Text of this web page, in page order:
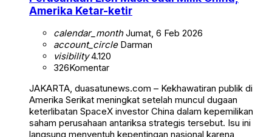
Amerika Ketar-ketir
calendar_monthJumat, 6 Feb 2026
account_circleDarman
visibility4.120
326Komentar
JAKARTA, duasatunews.com – Kekhawatiran publik di
Amerika Serikat meningkat setelah muncul dugaan
keterlibatan SpaceX investor China dalam kepemilikan
saham perusahaan antariksa strategis tersebut. Isu ini
langsung menyentuh kepentingan nasional karena